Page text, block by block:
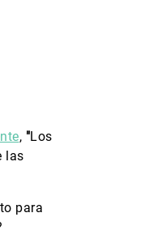
, "Los
las
para